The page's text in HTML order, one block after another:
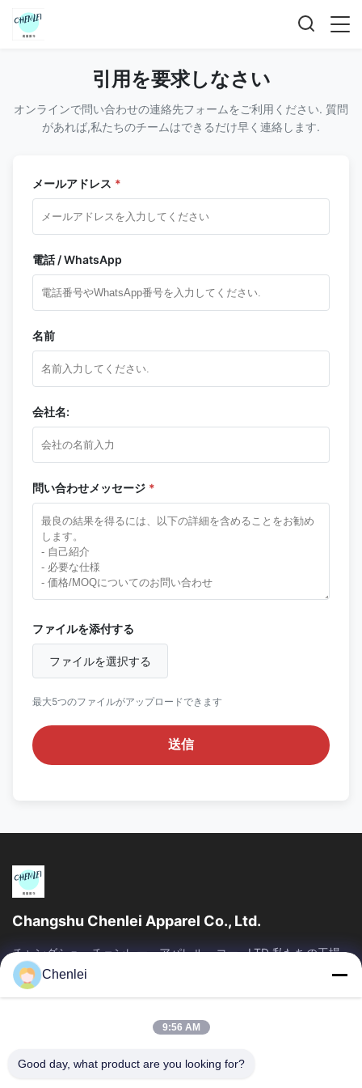
引用を要求しなさい
オンラインで問い合わせの連絡先フォームをご利用ください. 質問
があれば,私たちのチームはできるだけ早く連絡します.
メールアドレス *
電話 / WhatsApp
名前
会社名:
問い合わせメッセージ *
ファイルを添付する
ファイルを選択する
最大5つのファイルがアップロードできます
送信
Changshu Chenlei Apparel Co., Ltd.
チャングシュ・チェンレー・アパレル・コー., LTD 私たちの工場
は2011年に設立され, 江苏省, 鈴州市に位置しています 上海空港か
ら90キロ離れた, 我々は200人以上の労働者を有し,主に編み物製
SAIKESAISI水素エナジー
ホーム 製品
Chenlei
9:56 AM
Good day, what product are you looking for?